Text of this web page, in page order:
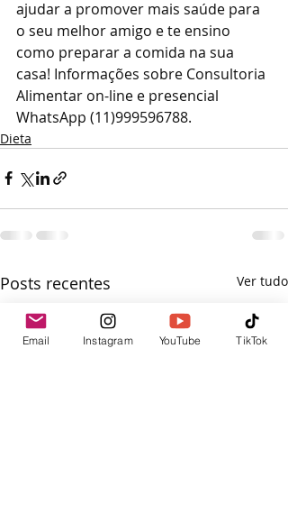
ajudar a promover mais saúde para
o seu melhor amigo e te ensino
como preparar a comida na sua
casa! Informações sobre Consultoria
Alimentar on-line e presencial
WhatsApp (11)999596788.
Dieta
Posts recentes Ver tudo
Email Instagram YouTube TikTok